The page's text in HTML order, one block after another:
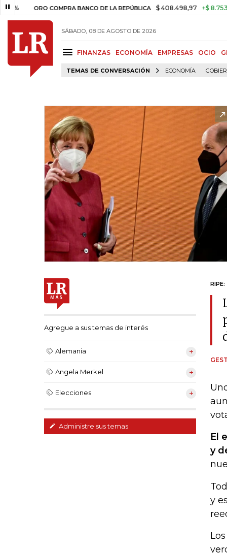
ORO COMPRA BANCO DE LA REPÚBLICA $ 408.498,97 +$ 8.753,81
SÁBADO, 08 DE AGOSTO DE 2026
FINANZAS ECONOMÍA EMPRESAS OCIO
TEMAS DE CONVERSACIÓN ECONOMÍA
Agregue a sus temas de interés
Alemania
Angela Merkel
Elecciones
Administre sus temas
RIPE:
El
y
y